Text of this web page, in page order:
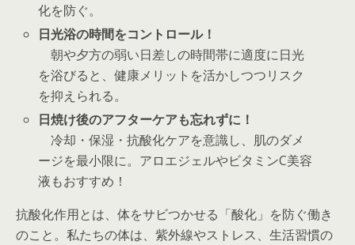
化を防ぐ。
日光浴の時間をコントロール！
朝や夕方の弱い日差しの時間帯に適度に日光
を浴びると、健康メリットを活かしつつリスク
を抑えられる。
日焼け後のアフターケアも忘れずに！
冷却・保湿・抗酸化ケアを意識し、肌のダメ
ージを最小限に。アロエジェルやビタミンC美容
液もおすすめ！
抗酸化作用とは、体をサビつかせる「酸化」を防ぐ働き
のこと。私たちの体は、紫外線やストレス、生活習慣の